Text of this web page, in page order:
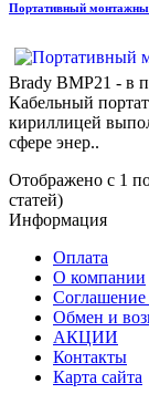
Портативный
Brady BMP21 - в
Кабельный
кириллицей
сфере энер..
Отображено с 1
статей)
Информация
Оплата
О компании
Соглашение
Обмен и
АКЦИИ
Контакты
Карта сайта